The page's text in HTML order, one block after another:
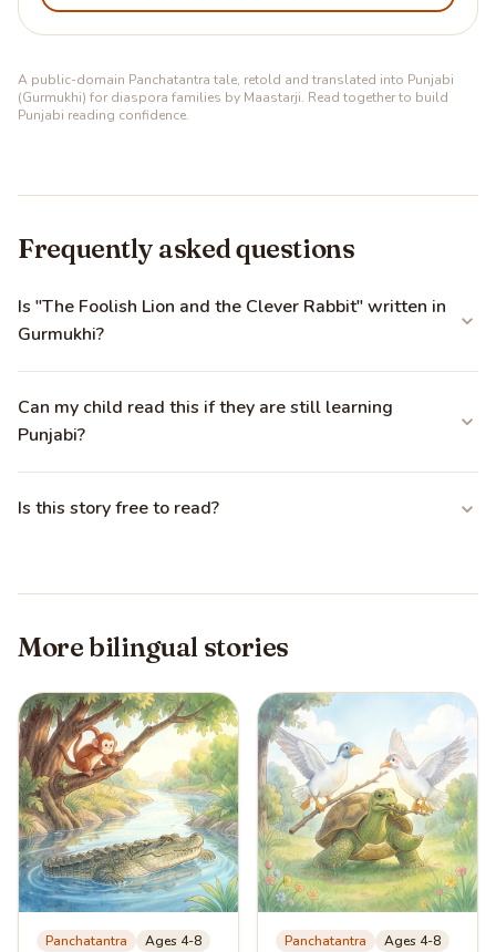
A public-domain Panchatantra tale, retold and translated into Punjabi
(Gurmukhi) for diaspora families by Maastarji. Read together to build
Punjabi reading confidence.
Frequently asked questions
Is "The Foolish Lion and the Clever Rabbit" written in
Gurmukhi?
Can my child read this if they are still learning
Punjabi?
Is this story free to read?
More bilingual stories
Panchatantra Ages 4-8 Panchatantra Ages 4-8